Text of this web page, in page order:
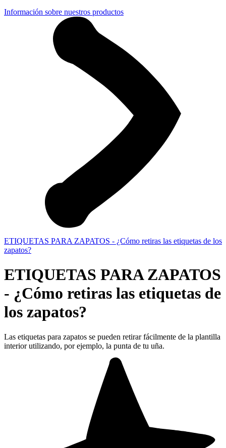
Información sobre nuestros productos
ETIQUETAS PARA ZAPATOS - ¿Cómo retiras las etiquetas de los
zapatos?
ETIQUETAS PARA ZAPATOS
- ¿Cómo retiras las etiquetas de
los zapatos?
Las etiquetas para zapatos se pueden retirar fácilmente de la plantilla
interior utilizando, por ejemplo, la punta de tu uña.